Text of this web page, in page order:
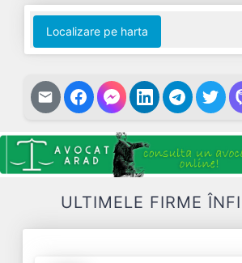
Localizare pe harta
ULTIMELE FIRME